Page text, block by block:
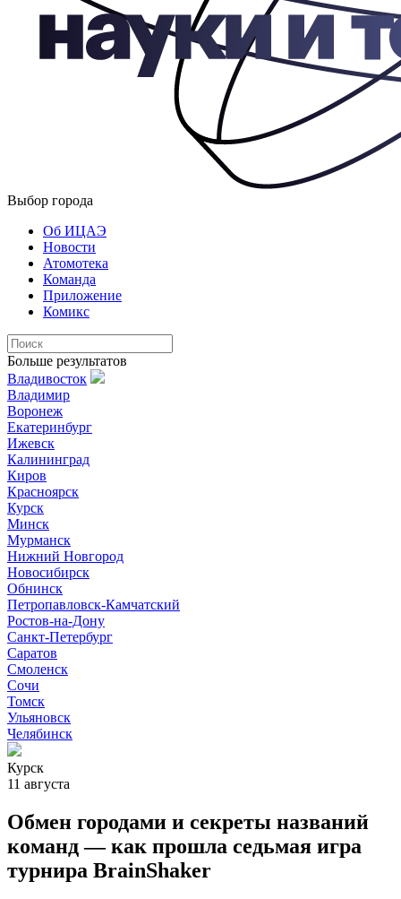
Выбор города
Об ИЦАЭ
Новости
Атомотека
Команда
Приложение
Комикс
Больше результатов
Владивосток
Владимир
Воронеж
Екатеринбург
Ижевск
Калининград
Киров
Красноярск
Курск
Минск
Мурманск
Нижний Новгород
Новосибирск
Обнинск
Петропавловск-Камчатский
Ростов-на-Дону
Санкт-Петербург
Саратов
Смоленск
Сочи
Томск
Ульяновск
Челябинск
Курск
11 августа
Обмен городами и секреты названий
команд — как прошла седьмая игра
турнира BrainShaker